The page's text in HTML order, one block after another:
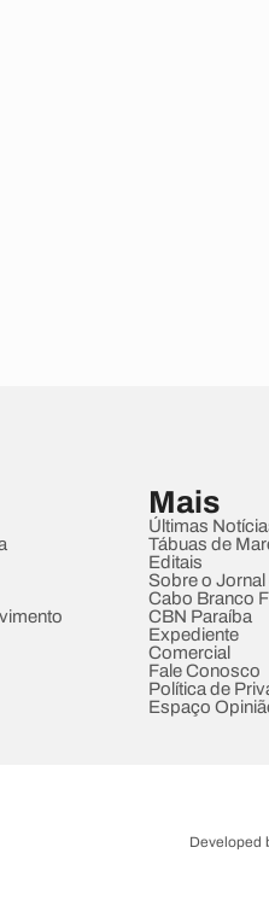
Mais
Últimas
Tábuas de
Editais
Sobre o Jornal
Cabo Branco
CBN Paraíba
Expediente
Comercial
Fale Conosco
Política de
Espaço
Developed